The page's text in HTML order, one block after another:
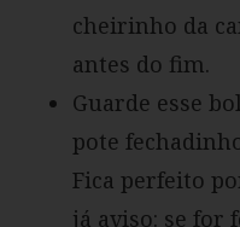
cheirinho da
antes do fim.
Guarde esse
pote
Fica perfeito
já aviso: se for